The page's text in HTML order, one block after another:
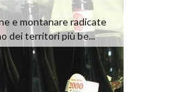
e montanare radicate
dei territori più be...